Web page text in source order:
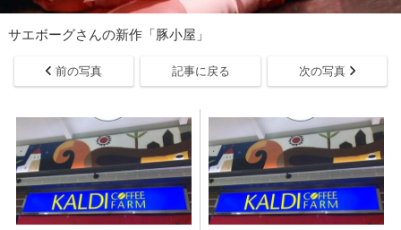
サエボーグさんの新作「豚小屋」
前の写真 記事に戻る 次の写真